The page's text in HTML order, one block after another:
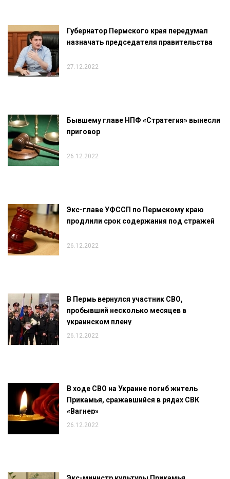
Губернатор Пермского края передумал
назначать председателя правительства
27.12.2022
Бывшему главе НПФ «Стратегия» вынесли
приговор
26.12.2022
Экс-главе УФССП по Пермскому краю
продлили срок содержания под стражей
26.12.2022
В Пермь вернулся участник СВО,
пробывший несколько месяцев в
украинском плену
26.12.2022
В ходе СВО на Украине погиб житель
Прикамья, сражавшийся в рядах СВК
«Вагнер»
26.12.2022